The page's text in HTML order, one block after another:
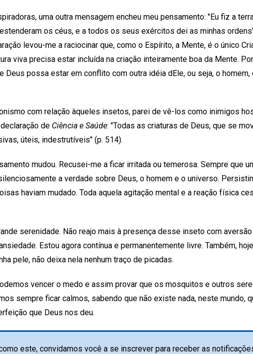
uma outra mensagem encheu meu pensamento: "Eu fiz a
os céus, e a todos os seus exércitos dei as minhas
levou-me a raciocinar que, como o Espírito, a Mente, é o único
viva precisa estar incluída na criação inteiramente boa da Mente.
Deus possa estar em conflito com outra idéia dEle, ou seja, o homem,
com relação àqueles insetos, parei de vê-los como inimigos
de Ciência e Saúde: "Todas as criaturas de Deus, que se
úteis, indestrutíveis" (p. 514).
mudou. Recusei-me a ficar irritada ou temerosa. Sempre que
a verdade sobre Deus, o homem e o universo.
haviam mudado. Toda aquela agitação mental e a reação física
serenidade. Não reajo mais à presença desse inseto com aversão
Estou agora contínua e permanentemente livre. Também,
pele, não deixa nela nenhum traço de picadas.
vencer o medo e assim provar que os mosquitos e outros
sempre ficar calmos, sabendo que não existe nada, neste mundo,
que Deus nos deu.
este, convidamos você a se inscrever para receber as